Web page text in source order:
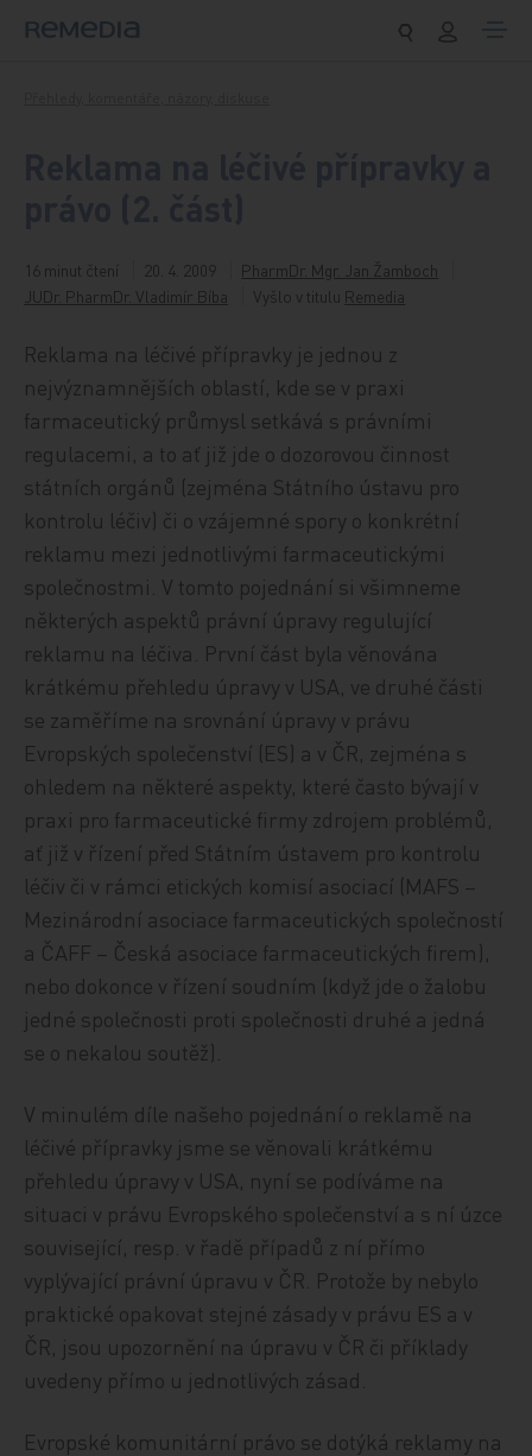
16 minut čtení 20. 4. 2009
PharmDr. Mgr. Jan Žamboch
JUDr. PharmDr. Vladimír Bíba
Vyšlo v titulu Remedia
Reklama na léčivé přípravky je jednou z
nejvýznamnějších oblastí, kde se v praxi
farmaceutický průmysl setkává s právními
regulacemi, a to ať již jde o dozorovou činnost
státních orgánů (zejména Státního ústavu pro
kontrolu léčiv) či o vzájemné spory o konkrétní
reklamu mezi jednotlivými farmaceutickými
společnostmi. V tomto pojednání si všimneme
některých aspektů právní úpravy regulující
reklamu na léčiva. První část byla věnována
krátkému přehledu úpravy v USA, ve druhé části
se zaměříme na srovnání úpravy v právu
Evropských společenství (ES) a v ČR, zejména s
ohledem na některé aspekty, které často bývají v
praxi pro farmaceutické firmy zdrojem problémů,
ať již v řízení před Státním ústavem pro kontrolu
léčiv či v rámci etických komisí asociací (MAFS –
Mezinárodní asociace farmaceutických společností
a ČAFF – Česká asociace farmaceutických firem),
nebo dokonce v řízení soudním (když jde o žalobu
jedné společnosti proti společnosti druhé a jedná
se o nekalou soutěž).
V minulém díle našeho pojednání o reklamě na
léčivé přípravky jsme se věnovali krátkému
přehledu úpravy v USA, nyní se podíváme na
situaci v právu Evropského společenství a s ní úzce
související, resp. v řadě případů z ní přímo
vyplývající právní úpravu v ČR. Protože by nebylo
praktické opakovat stejné zásady v právu ES a v
ČR, jsou upozornění na úpravu v ČR či příklady
uvedeny přímo u jednotlivých zásad.
Evropské komunitární právo se dotýká reklamy na